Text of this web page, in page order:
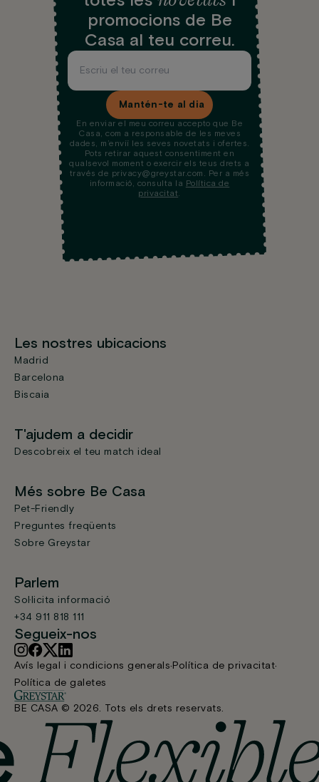
promocions de Be
Casa al teu correu.
Mantén-te al dia
En enviar el meu correu accepto que Be
Casa, com a responsable de les meves
dades, m’enviï les seves novetats i ofertes.
Pots retirar aquest consentiment en
qualsevol moment o exercir els teus drets a
través de privacy@greystar.com. Per a més
informació, consulta la Política de
privacitat.
Les nostres ubicacions
Madrid
Barcelona
Biscaia
T'ajudem a decidir
Descobreix el teu match ideal
Més sobre Be Casa
Pet-Friendly
Preguntes freqüents
Sobre Greystar
Parlem
Sol·licita informació
+34 911 818 111
Segueix-nos
Avís legal i condicions generals Política de privacitat
Política de galetes
BE CASA © 2026. Tots els drets reservats.
Apartament 2 dormitoris amb llits individuals i terrassa
Des de 1.798 €/mes
Reservar